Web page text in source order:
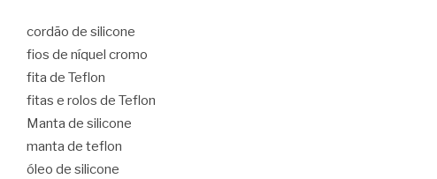
cordão de silicone
fios de níquel cromo
fita de Teflon
fitas e rolos de Teflon
Manta de silicone
manta de teflon
óleo de silicone